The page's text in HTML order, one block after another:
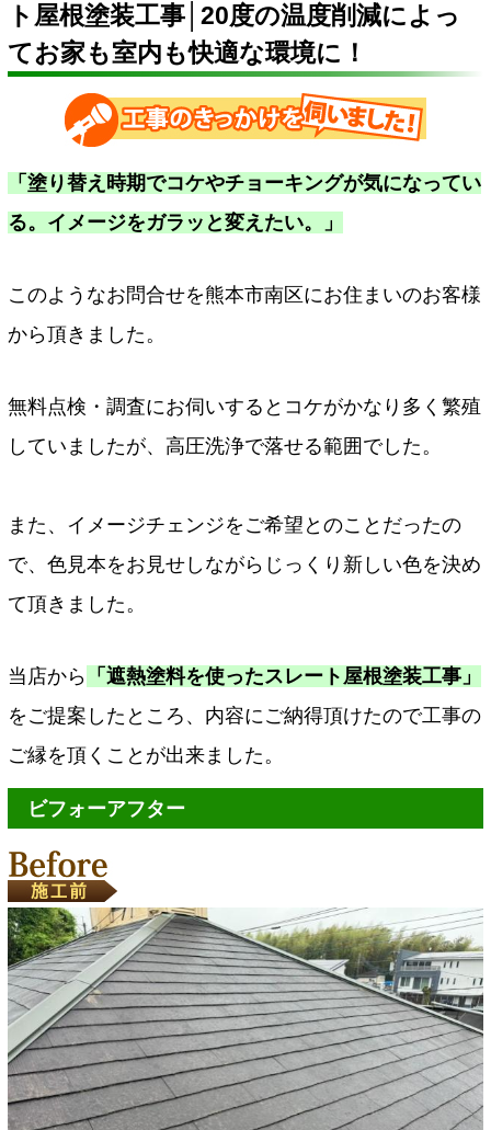
ト屋根塗装工事│20度の温度削減によっ
てお家も室内も快適な環境に！
「 塗り替え時期でコケやチョーキングが気になってい
る。イメージをガラッと変えたい。
」
このようなお問合せを熊本市南区にお住まいのお客様
から頂きました。
無料点検・調査にお伺いするとコケがかなり多く繁殖
していましたが、高圧洗浄で落せる範囲でした。
また、イメージチェンジをご希望とのことだったの
で、色見本をお見せしながらじっくり新しい色を決め
て頂きました。
当店から 「遮熱塗料を使ったスレート屋根塗装工事」
をご提案したところ、内容にご納得頂けたので工事の
ご縁を頂くことが出来ました。
ビフォーアフター